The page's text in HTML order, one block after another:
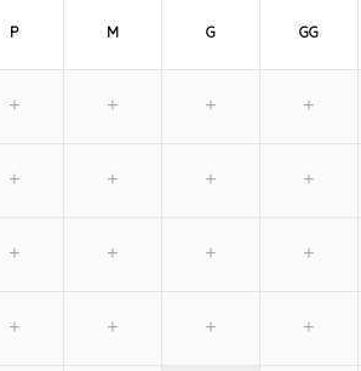
P M G GG